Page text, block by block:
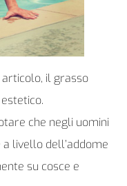
il grasso
che negli uomini
livello dell’addome
su cosce e